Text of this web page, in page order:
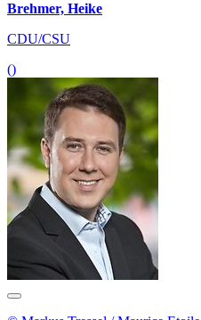
Brehmer, Heike
CDU/CSU
()